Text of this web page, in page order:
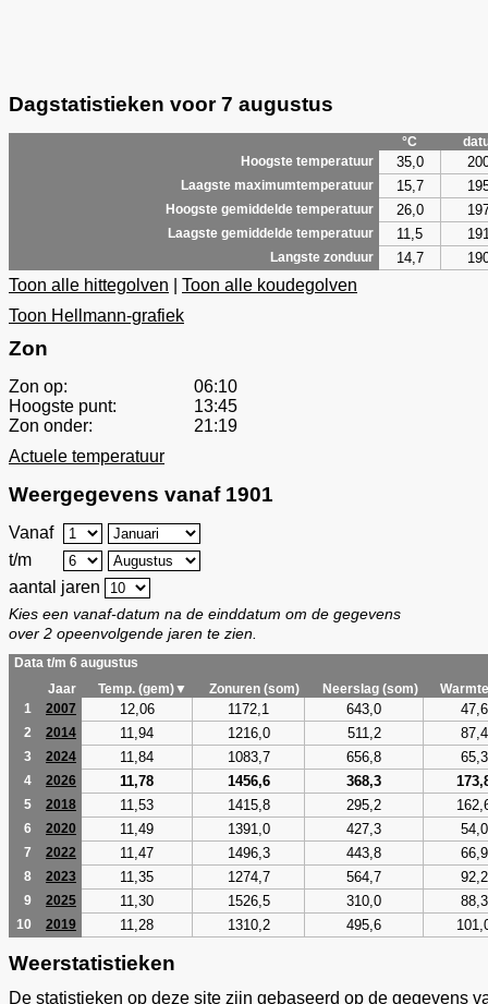
Dagstatistieken voor 7 augustus
°C
Hoogste temperatuur
35,0
Laagste maximumtemperatuur 15,7
Hoogste gemiddelde temperatuur 26,0
Laagste gemiddelde temperatuur 11,5
Langste zonduur 14,7
Toon alle hittegolven
Toon alle koudegolven
Toon Hellmann-grafiek
Zon
Zon op:
06:10
Hoogste punt:
13:45
Zon onder:
21:19
Actuele temperatuur
Weergegevens vanaf 1901
Vanaf
t/m
aantal jaren
Kies een vanaf-datum na de einddatum om de gegevens
over 2 opeenvolgende jaren te zien.
Data t/m 6 augustus
Jaar
Temp. (gem)▼ Zonuren (som) Neerslag (som)
1
2007 12,06 1172,1 643,0 47,6
2 2014 11,94 1216,0 511,2 87,4
3 2024 11,84 1083,7 656,8 65,3
4 2026 11,78 1456,6 368,3
5 2018 11,53 1415,8 295,2
6 2020 11,49 1391,0 427,3 54,0
7 2022 11,47 1496,3 443,8 66,9
8 2023 11,35 1274,7 564,7 92,2
9 2025 11,30 1526,5 310,0 88,3
10 2019 11,28 1310,2 495,6
Weerstatistieken
De statistieken op deze site zijn gebaseerd op de gegevens